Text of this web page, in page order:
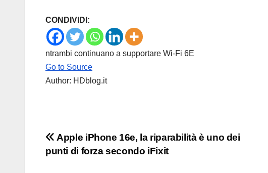
CONDIVIDI:
ntrambi continuano a supportare Wi-Fi 6E
Go to Source
Author: HDblog.it
Navigazione
articoli
Apple iPhone 16e, la riparabilità è uno dei
punti di forza secondo iFixit